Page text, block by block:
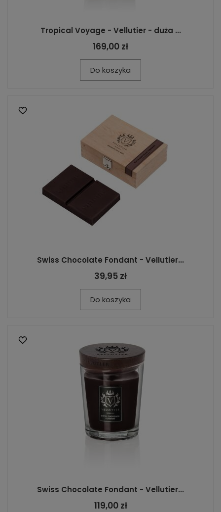
Tropical Voyage - Vellutier - duża ...
169,00 zł
Do koszyka
Swiss Chocolate Fondant - Vellutier...
39,95 zł
Do koszyka
Swiss Chocolate Fondant - Vellutier...
119,00 zł